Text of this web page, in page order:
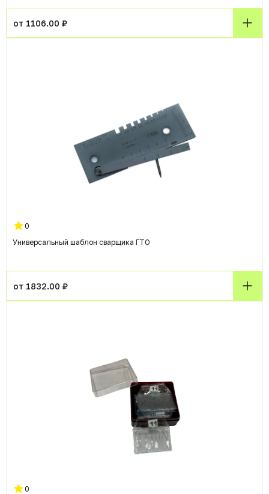
от 1106.00 ₽
0
Универсальный шаблон сварщика ГТО
от 1832.00 ₽
0